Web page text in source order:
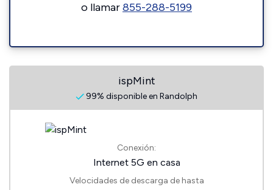
o llamar855-288-5199
ispMint
99% disponible en Randolph
Conexión:
Internet 5G en casa
Velocidades de descarga de hasta